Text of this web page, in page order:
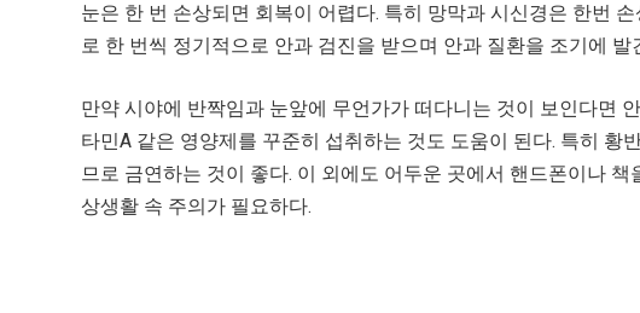
눈은 한 번 손상되면 회복이 어렵다. 특히 망막과 시신경은 한번
로 한 번씩 정기적으로 안과 검진을 받으며 안과 질환을 조기에 발
만약 시야에 반짝임과 눈앞에 무언가가 떠다니는 것이 보인다면
타민A 같은 영양제를 꾸준히 섭취하는 것도 도움이 된다. 특히
므로 금연하는 것이 좋다. 이 외에도 어두운 곳에서 핸드폰이나
상생활 속 주의가 필요하다.